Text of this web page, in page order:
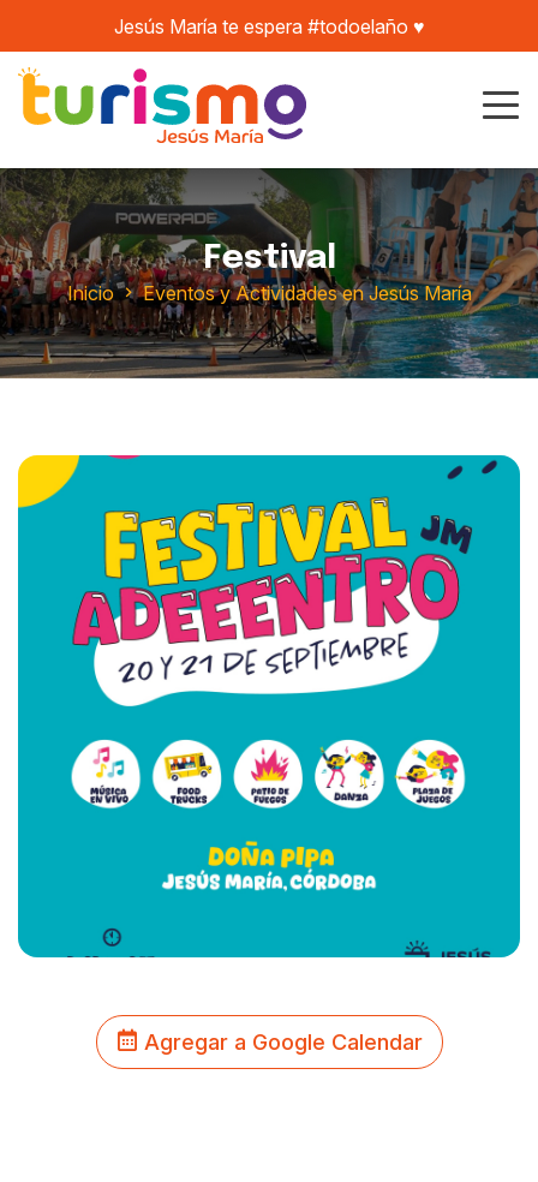
Jesús María te espera #todoelaño ♥️
Festival
Inicio Eventos y Actividades en Jesús María
Agregar a Google Calendar